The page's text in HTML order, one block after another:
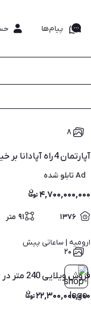
پیام‌ها
۸
آپارتمان 4راه آپادانا بر خیابان ذاکر
Ad تابلو شده
۴,۷۰۰,۰۰۰,۰۰۰
۱۳۷۶ ۹۱ متر
ارومیه | ساعاتی پیش
۲۰
فروش ویلایی 240 متر در فاز 4
۲۲,۳۰۰,۰۰۰,۰۰۰